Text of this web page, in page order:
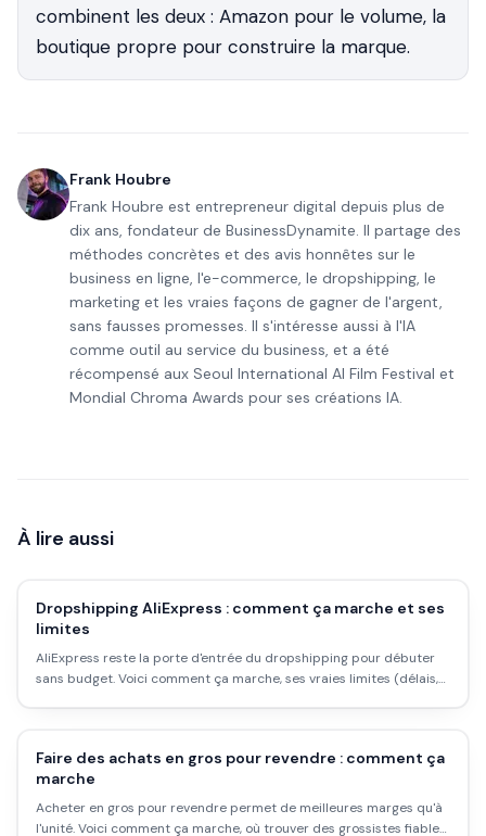
combinent les deux : Amazon pour le volume, la
boutique propre pour construire la marque.
Frank Houbre
Frank Houbre est entrepreneur digital depuis plus de
dix ans, fondateur de BusinessDynamite. Il partage des
méthodes concrètes et des avis honnêtes sur le
business en ligne, l'e-commerce, le dropshipping, le
marketing et les vraies façons de gagner de l'argent,
sans fausses promesses. Il s'intéresse aussi à l'IA
comme outil au service du business, et a été
récompensé aux Seoul International AI Film Festival et
Mondial Chroma Awards pour ses créations IA.
À lire aussi
Dropshipping AliExpress : comment ça marche et ses
limites
AliExpress reste la porte d'entrée du dropshipping pour débuter
sans budget. Voici comment ça marche, ses vraies limites (délais,
Faire des achats en gros pour revendre : comment ça
marche
Acheter en gros pour revendre permet de meilleures marges qu'à
l'unité. Voici comment ça marche, où trouver des grossistes fiables,